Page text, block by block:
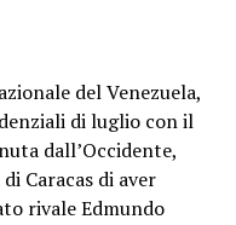
del Venezuela,
di luglio con il
dall’Occidente,
Caracas di aver
rivale Edmundo